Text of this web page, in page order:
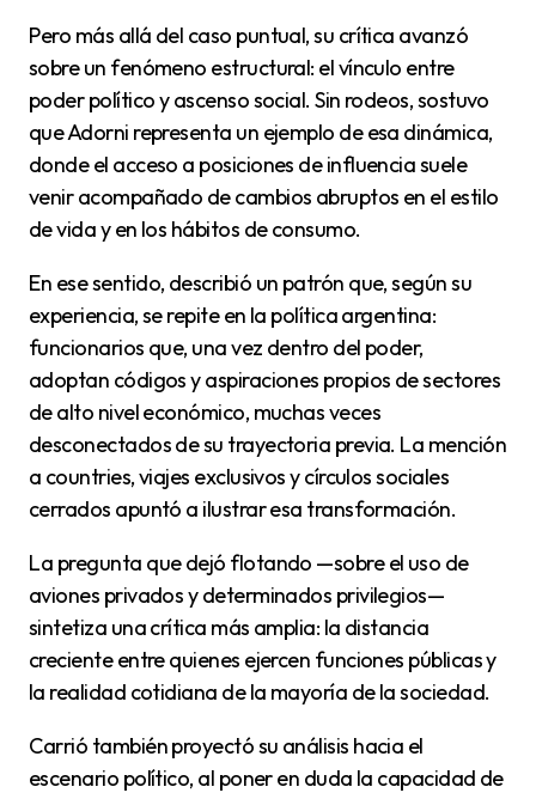
Pero más allá del caso puntual, su crítica avanzó
sobre un fenómeno estructural: el vínculo entre
poder político y ascenso social. Sin rodeos, sostuvo
que Adorni representa un ejemplo de esa dinámica,
donde el acceso a posiciones de influencia suele
venir acompañado de cambios abruptos en el estilo
de vida y en los hábitos de consumo.
En ese sentido, describió un patrón que, según su
experiencia, se repite en la política argentina:
funcionarios que, una vez dentro del poder,
adoptan códigos y aspiraciones propios de sectores
de alto nivel económico, muchas veces
desconectados de su trayectoria previa. La mención
a countries, viajes exclusivos y círculos sociales
cerrados apuntó a ilustrar esa transformación.
La pregunta que dejó flotando —sobre el uso de
aviones privados y determinados privilegios—
sintetiza una crítica más amplia: la distancia
creciente entre quienes ejercen funciones públicas y
la realidad cotidiana de la mayoría de la sociedad.
Carrió también proyectó su análisis hacia el
escenario político, al poner en duda la capacidad de